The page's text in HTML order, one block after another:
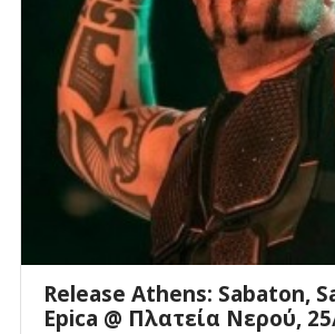
Release Athens: Sabaton,
Epica @ Πλατεία Νερού,